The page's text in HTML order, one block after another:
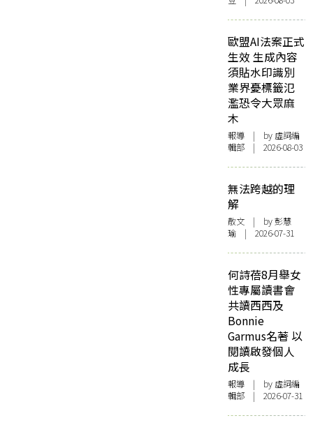
歐盟AI法案正式
生效 生成內容
須貼水印識別
業界憂標籤氾
濫恐令大眾麻
木
報導 | by 虛詞編
輯部 | 2026-08-03
無法跨越的理
解
散文 | by 彭慧
瑜 | 2026-07-31
何詩蓓8月舉女
性專屬讀書會
共讀西西及
Bonnie
Garmus名著 以
閱讀啟發個人
成長
報導 | by 虛詞編
輯部 | 2026-07-31